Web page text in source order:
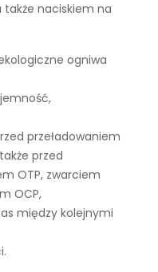
naciskiem na
ogniwa
przeładowaniem
przed
OTP, zwarciem
OCP,
między kolejnymi